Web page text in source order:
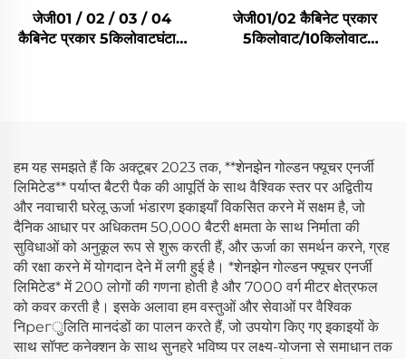
जेजी01 / 02 / 03 / 04
कैबिनेट प्रकार 5किलोवाटघंटा /
जेजी01/02 कैबिनेट प्रकार
5किलोवाट/10किलोवाट
हम यह समझते हैं कि अक्टूबर 2023 तक, **शेनझेन गोल्डन फ्यूचर एनर्जी
लिमिटेड** पर्याप्त बैटरी पैक की आपूर्ति के साथ वैश्विक स्तर पर अद्वितीय
और नवाचारी घरेलू ऊर्जा भंडारण इकाइयाँ विकसित करने में सक्षम है, जो
दैनिक आधार पर अधिकतम 50,000 बैटरी क्षमता के साथ निर्माता की
सुविधाओं को अनुकूल रूप से शुरू करती हैं, और ऊर्जा का समर्थन करने, ग्रह
की रक्षा करने में योगदान देने में लगी हुई है। *शेनझेन गोल्डन फ्यूचर एनर्जी
लिमिटेड* में 200 लोगों की गणना होती है और 7000 वर्ग मीटर क्षेत्रफल
को कवर करती है। इसके अलावा हम वस्तुओं और सेवाओं पर वैश्विक
निрегुलिति मानदंडों का पालन करते हैं, जो उपयोग किए गए इकाइयों के
साथ सॉफ्ट कनेक्शन के साथ सुनहरे भविष्य पर लक्ष्य-योजना से समाधान तक